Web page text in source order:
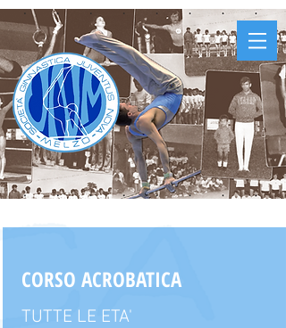
CORSO ACROBATICA
TUTTE LE ETA'